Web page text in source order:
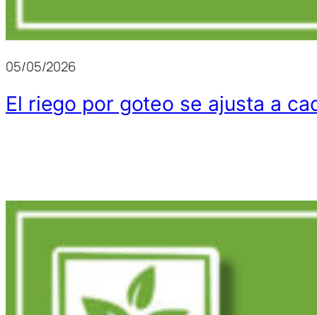
05/05/2026
El riego por goteo se ajusta a